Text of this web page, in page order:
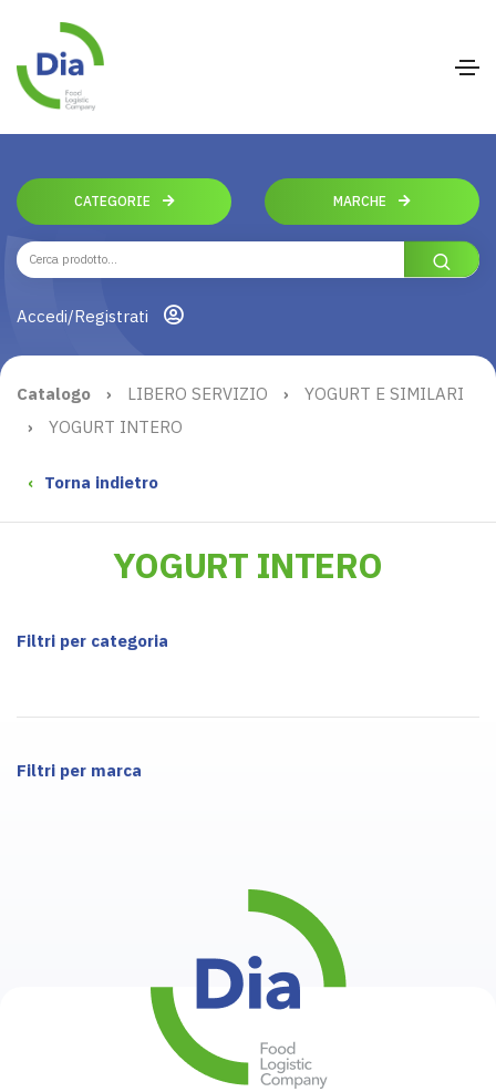
CATEGORIE MARCHE
Accedi/Registrati
Catalogo › LIBERO SERVIZIO ›
YOGURT E SIMILARI
›
YOGURT INTERO
‹ Torna indietro
YOGURT INTERO
Filtri per categoria
Filtri per marca